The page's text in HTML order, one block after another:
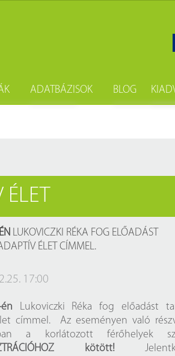
ADATBÁZISOK
A könyvtárban elérhető külföldi
Próbahozzáférések adatbázisokhoz
BLOG
LUKOVICZKI RÉKA FOG ELŐADÁST
ÉLET CÍMMEL.
17:00
Lukoviczki Réka fog előadást
címmel. Az eseményen való
a korlátozott férőhelyek
kötött!